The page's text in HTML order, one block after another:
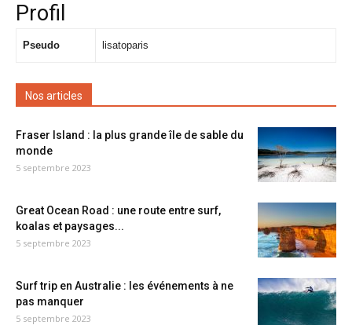
Profil
Pseudo lisatoparis
Nos articles
Fraser Island : la plus grande île de sable du
monde
5 septembre 2023
Great Ocean Road : une route entre surf,
koalas et paysages...
5 septembre 2023
Surf trip en Australie : les événements à ne
pas manquer
5 septembre 2023